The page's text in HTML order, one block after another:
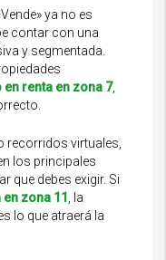
ya no es
contar con una
y segmentada.
renta en zona 7,
recorridos virtuales,
los principales
que debes exigir. Si
zona 11
, la
lo que atraerá la